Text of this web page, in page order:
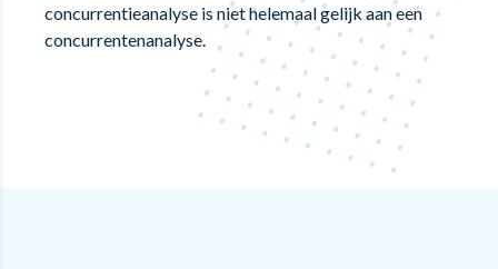
concurrentieanalyse is niet helemaal gelijk aan een
concurrentenanalyse.